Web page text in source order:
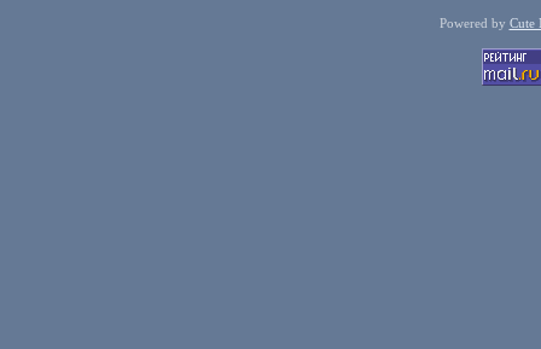
Powered by Cute